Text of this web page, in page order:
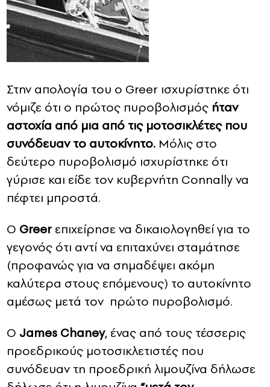
Στην απολογία του ο Greer ισχυρίστηκε ότι
νόμιζε ότι ο πρώτος πυροβολισμός ήταν
αστοχία από μια από τις μοτοσικλέτες που
συνόδευαν το αυτοκίνητο. Μόλις στο
δεύτερο πυροβολισμό ισχυρίστηκε ότι
γύρισε και είδε τον κυβερνήτη Connally να
πέφτει μπροστά.
Ο Greer επιχείρησε να δικαιολογηθεί για το
γεγονός ότι αντί να επιταχύνει σταμάτησε
(προφανώς για να σημαδέψει ακόμη
καλύτερα στους επόμενους) το αυτοκίνητο
αμέσως μετά τον πρώτο πυροβολισμό.
Ο James Chaney, ένας από τους τέσσερις
προεδρικούς μοτοσικλετιστές που
συνόδευαν τη προεδρική λιμουζίνα δήλωσε